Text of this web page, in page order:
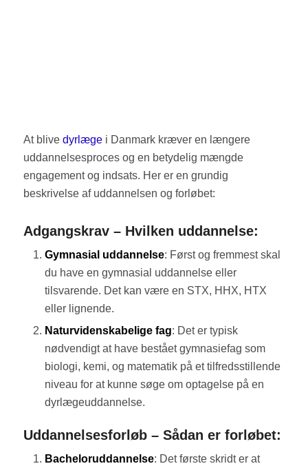
At blive dyrlægei Danmark kræver en længere
uddannelsesproces og en betydelig mængde
engagement og indsats. Her er en grundig
beskrivelse af uddannelsen og forløbet:
Adgangskrav – Hvilken uddannelse:
Gymnasial uddannelse: Først og fremmest skal
du have en gymnasial uddannelse eller
tilsvarende. Det kan være en STX, HHX, HTX
eller lignende.
Naturvidenskabelige fag: Det er typisk
nødvendigt at have bestået gymnasiefag som
biologi, kemi, og matematik på et tilfredsstillende
niveau for at kunne søge om optagelse på en
dyrlægeuddannelse.
Uddannelsesforløb – Sådan er forløbet:
Bacheloruddannelse: Det første skridt er at